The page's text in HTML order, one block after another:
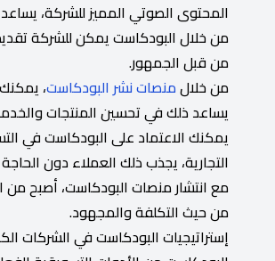
المحتوى الصوتي المميز للشركة،
من خلال البودكاست يمكن للشركة
من قبل الجمهور.
من خلالمنصات نشر البودكاست،
يساعد ذلك في تحسين المنتجات
يمكنك الاعتماد على البودكاست في
التجارية، يجذب ذلك العملاء دون الحاجة
مع انتشار منصات البودكاست، أصبح
من حيث التكلفة والمجهود.
إستراتيجيات البودكاست في الشركات